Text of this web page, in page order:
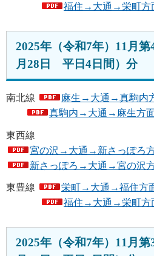
福住→大通→栄町方
2025年（令和7年）11月第
月28日 平日4日間）分
南北線
麻生→大通→真駒内
真駒内→大通→麻生方面
東西線
宮の沢→大通→新さっぽろ方
新さっぽろ→大通→宮の沢方
東豊線
栄町→大通→福住方面
福住→大通→栄町方
2025年（令和7年）11月